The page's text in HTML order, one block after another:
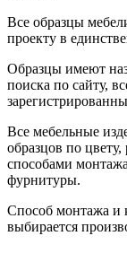
Все образцы
проекту в
Образцы имеют
поиска по сайту,
Все мебельные
образцов по
способами
фурнитуры.
Способ монтажа и
выбирается